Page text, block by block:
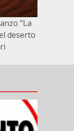
"La
deserto